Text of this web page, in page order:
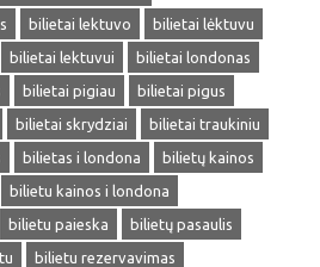
bilietai lektuvo
bilietai lėktuvu
bilietai lektuvui
bilietai londonas
bilietai pigiau
bilietai pigus
bilietai skrydziai
bilietai traukiniu
bilietas i londona
bilietų kainos
bilietu kainos i londona
bilietu paieska
bilietų pasaulis
bilietu rezervavimas